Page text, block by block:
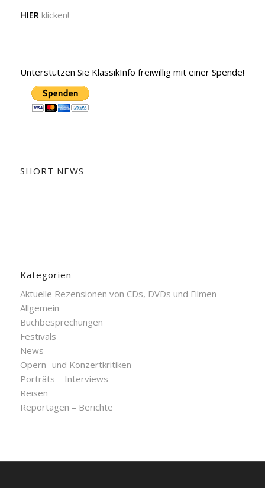
HIERklicken!
Unterstützen Sie KlassikInfo freiwillig mit einer Spende!
SHORT NEWS
Kategorien
Aktuelle Rezensionen von CDs, DVDs und Filmen
Allgemein
Buchbesprechungen
Festivals
News
Opern- und Konzertkritiken
Porträts – Interviews
Reisen
Reportagen – Berichte